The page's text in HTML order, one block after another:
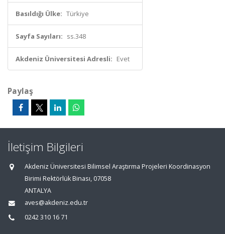
Basıldığı Ülke: Türkiye
Sayfa Sayıları: ss.348
Akdeniz Üniversitesi Adresli: Evet
Paylaş
İletişim Bilgileri
Akdeniz Üniversitesi Bilimsel Araştırma Projeleri Koordinasyon
Birimi Rektörlük Binası, 07058
ANTALYA
aves@akdeniz.edu.tr
0242 310 16 71